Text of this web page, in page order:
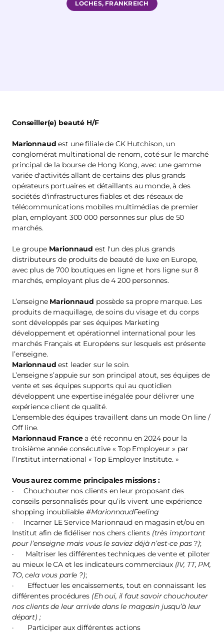
LOCHES, FRANKREICH
Conseiller(e) beauté H/F
Marionnaud est une filiale de CK Hutchison, un
conglomérat multinational de renom, coté sur le marché
principal de la bourse de Hong Kong, avec une gamme
variée d'activités allant de certains des plus grands
opérateurs portuaires et détaillants au monde, à des
sociétés d'infrastructures fiables et des réseaux de
télécommunications mobiles multimédias de premier
plan, employant 300 000 personnes sur plus de 50
marchés.
Le groupe Marionnaud est l'un des plus grands
distributeurs de produits de beauté de luxe en Europe,
avec plus de 700 boutiques en ligne et hors ligne sur 8
marchés, employant plus de 4 200 personnes.
L’enseigne Marionnaud possède sa propre marque. Les
produits de maquillage, de soins du visage et du corps
sont développés par ses équipes Marketing
développement et opérationnel international pour les
marchés Français et Européens sur lesquels est présente
l’enseigne.
Marionnaud est leader sur le soin.
L’enseigne s’appuie sur son principal atout, ses équipes de
vente et ses équipes supports qui au quotidien
développent une expertise inégalée pour délivrer une
expérience client de qualité.
L’ensemble des équipes travaillent dans un mode On line /
Off line.
Marionnaud Francea été reconnu en 2024 pour la
troisième année consécutive « Top Employeur » par
l’Institut international « Top Employer Institute. »
Vous aurez comme principales missions :
· Chouchouter nos clients en leur proposant des
conseils personnalisés pour qu’ils vivent une expérience
shopping inoubliable#MarionnaudFeeling
· Incarner LE Service Marionnaud en magasin et/ou en
Institut afin de fidéliser nos chers clients (très important
pour l’enseigne mais vous le saviez déjà n’est-ce pas ?);
· Maîtriser les différentes techniques de vente et piloter
au mieux le CA et les indicateurs commerciaux (IV, TT, PM,
TO, cela vous parle ?);
· Effectuer les encaissements, tout en connaissant les
différentes procédures (Eh oui, il faut savoir chouchouter
nos clients de leur arrivée dans le magasin jusqu’à leur
départ) ;
· Participer aux différentes actions